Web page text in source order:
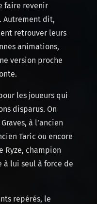
faire revenir
Autrement dit,
retrouver leurs
animations,
version proche
les joueurs qui
disparus. On
à l’ancien
Taric ou encore
Ryze, champion
à lui seul à force de
repérés, le